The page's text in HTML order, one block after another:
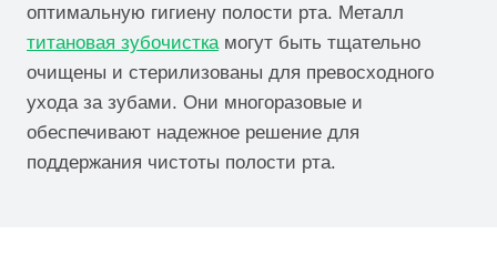
оптимальную гигиену полости рта. Металл
титановая зубочистка могут быть тщательно
очищены и стерилизованы для превосходного
ухода за зубами. Они многоразовые и
обеспечивают надежное решение для
поддержания чистоты полости рта.